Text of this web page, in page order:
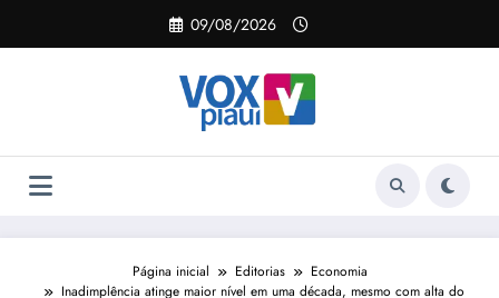
o
09/08/2026
Página inicial Editorias
Economia
Inadimplência atinge maior nível em uma década, mesmo com alta do